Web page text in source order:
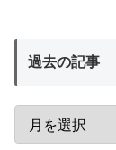
過去の記事